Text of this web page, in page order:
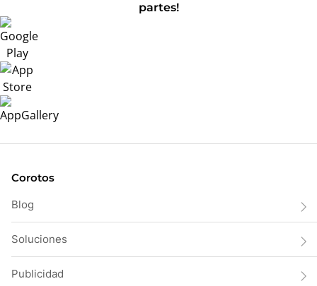
partes!
Corotos
Blog
Soluciones
Publicidad